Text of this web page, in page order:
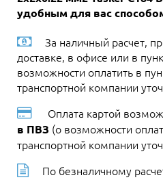
удобным для вас
За наличный расчет,
доставке, в офисе или в
возможности оплатить в
транспортной компании
Оплата картой
в ПВЗ (о возможности
транспортной компании
По безналичному